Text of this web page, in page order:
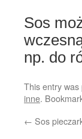
Sos
np. do
This entry was
inne.
← Sos